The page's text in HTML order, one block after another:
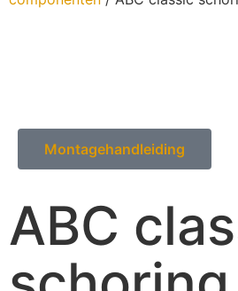
Montagehandleiding
ABC